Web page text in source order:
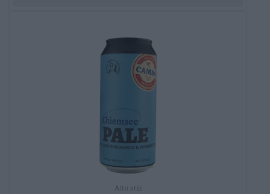
Altri stili